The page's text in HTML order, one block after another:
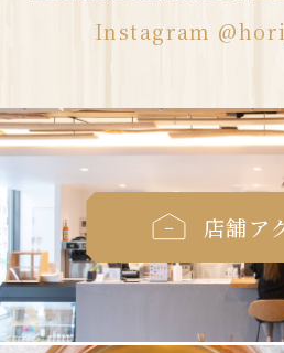
Instagram
店舗ア